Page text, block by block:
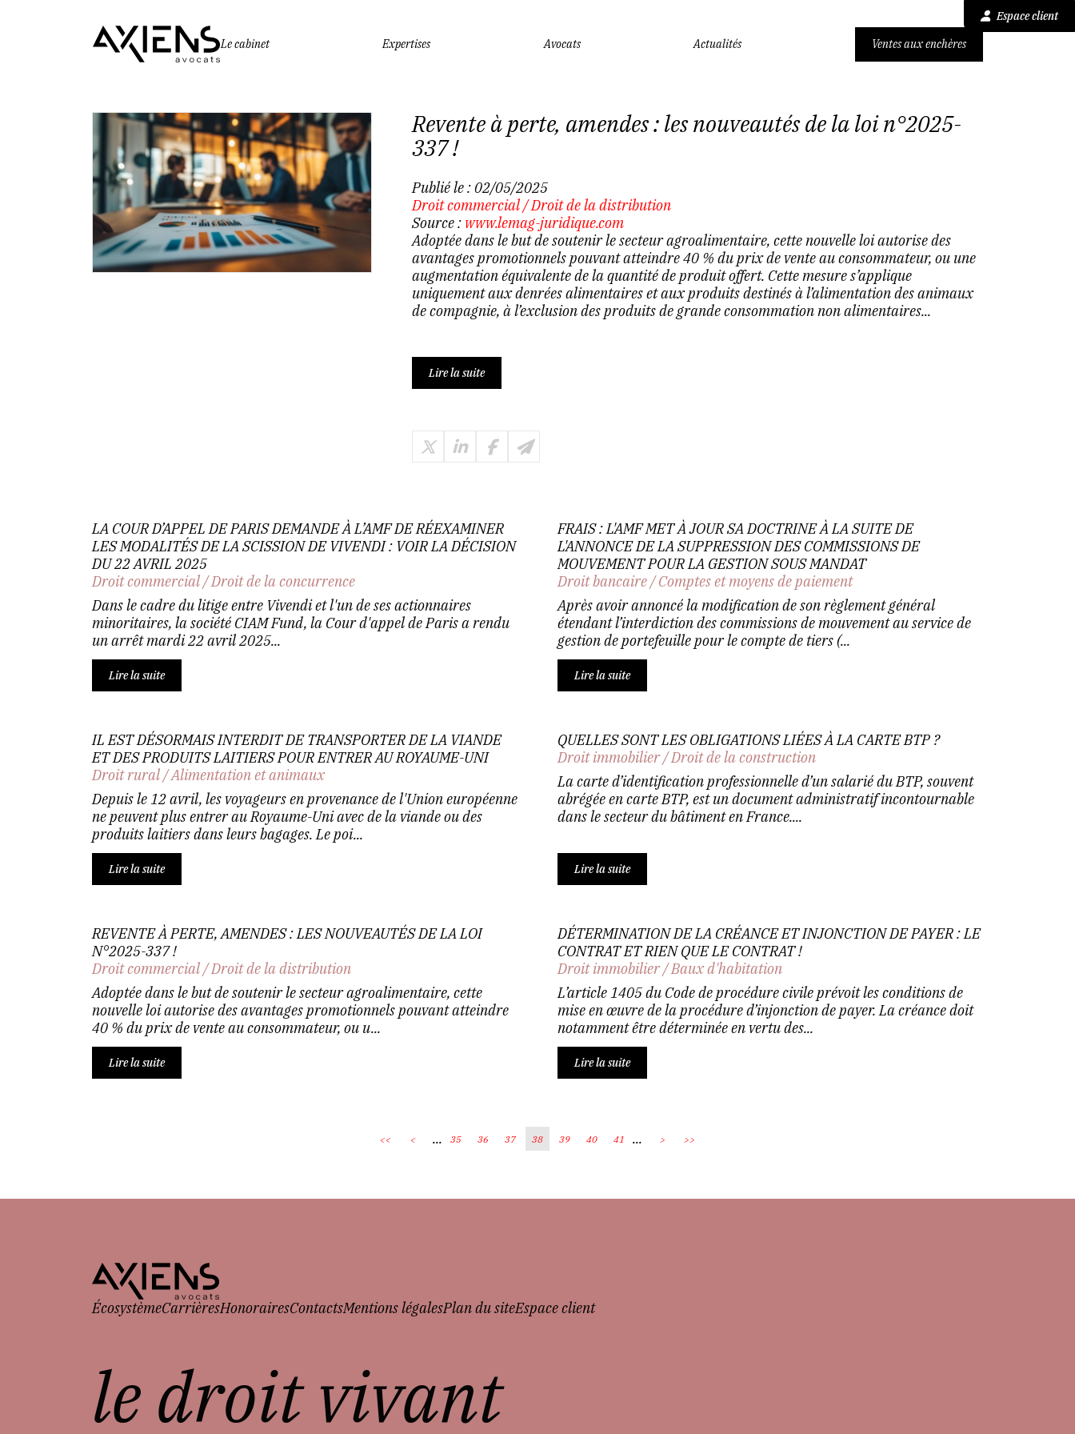
Espace client
Le cabinet
Expertises Avocats Actualités Ventes aux enchères
Revente à perte, amendes : les nouveautés de la loi n°2025-
337 !
Publié le :02/05/2025
Droit commercial/Droit de la distribution
Source : www.lemag-juridique.com
Adoptée dans le but de soutenir le secteur agroalimentaire, cette nouvelle loi autorise des
avantages promotionnels pouvant atteindre 40 % du prix de vente au consommateur, ou une
augmentation équivalente de la quantité de produit offert. Cette mesure s’applique
uniquement aux denrées alimentaires et aux produits destinés à l’alimentation des animaux
de compagnie, à l’exclusion des produits de grande consommation non alimentaires...
Lire la suite
LA COUR D’APPEL DE PARIS DEMANDE À L’AMF DE RÉEXAMINER
LES MODALITÉS DE LA SCISSION DE VIVENDI : VOIR LA DÉCISION
DU 22 AVRIL 2025
Droit commercial/Droit de la concurrence
Dans le cadre du litige entre Vivendi et l'un de ses actionnaires
minoritaires, la société CIAM Fund, la Cour d'appel de Paris a rendu
un arrêt mardi 22 avril 2025...
Lire la suite
FRAIS : L'AMF MET À JOUR SA DOCTRINE À LA SUITE DE
L'ANNONCE DE LA SUPPRESSION DES COMMISSIONS DE
MOUVEMENT POUR LA GESTION SOUS MANDAT
Droit bancaire/Comptes et moyens de paiement
Après avoir annoncé la modification de son règlement général
étendant l’interdiction des commissions de mouvement au service de
gestion de portefeuille pour le compte de tiers (...
Lire la suite
IL EST DÉSORMAIS INTERDIT DE TRANSPORTER DE LA VIANDE
ET DES PRODUITS LAITIERS POUR ENTRER AU ROYAUME-UNI
Droit rural/Alimentation et animaux
Depuis le 12 avril, les voyageurs en provenance de l'Union européenne
ne peuvent plus entrer au Royaume-Uni avec de la viande ou des
produits laitiers dans leurs bagages. Le poi...
Lire la suite
QUELLES SONT LES OBLIGATIONS LIÉES À LA CARTE BTP ?
Droit immobilier/Droit de la construction
La carte d’identification professionnelle d’un salarié du BTP, souvent
abrégée en carte BTP, est un document administratif incontournable
dans le secteur du bâtiment en France....
Lire la suite
REVENTE À PERTE, AMENDES : LES NOUVEAUTÉS DE LA LOI
N°2025-337 !
Droit commercial/Droit de la distribution
Adoptée dans le but de soutenir le secteur agroalimentaire, cette
nouvelle loi autorise des avantages promotionnels pouvant atteindre
40 % du prix de vente au consommateur, ou u...
Lire la suite
DÉTERMINATION DE LA CRÉANCE ET INJONCTION DE PAYER : LE
CONTRAT ET RIEN QUE LE CONTRAT !
Droit immobilier/Baux d'habitation
L’article 1405 du Code de procédure civile prévoit les conditions de
mise en œuvre de la procédure d’injonction de payer. La créance doit
notamment être déterminée en vertu des...
Lire la suite
<< < ... 35 36 37 38 39 40 41 ... > >>
ÉcosystèmeCarrièresHonorairesContactsMentions légalesPlan du siteEspace client
le droit vivant